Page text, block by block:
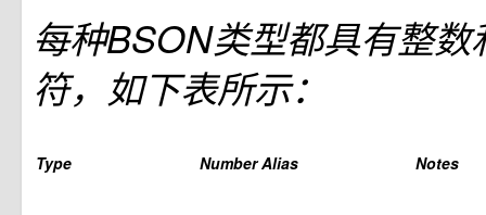
每种BSON类型都具有整
符，如下表所示：
Type Number Alias Notes